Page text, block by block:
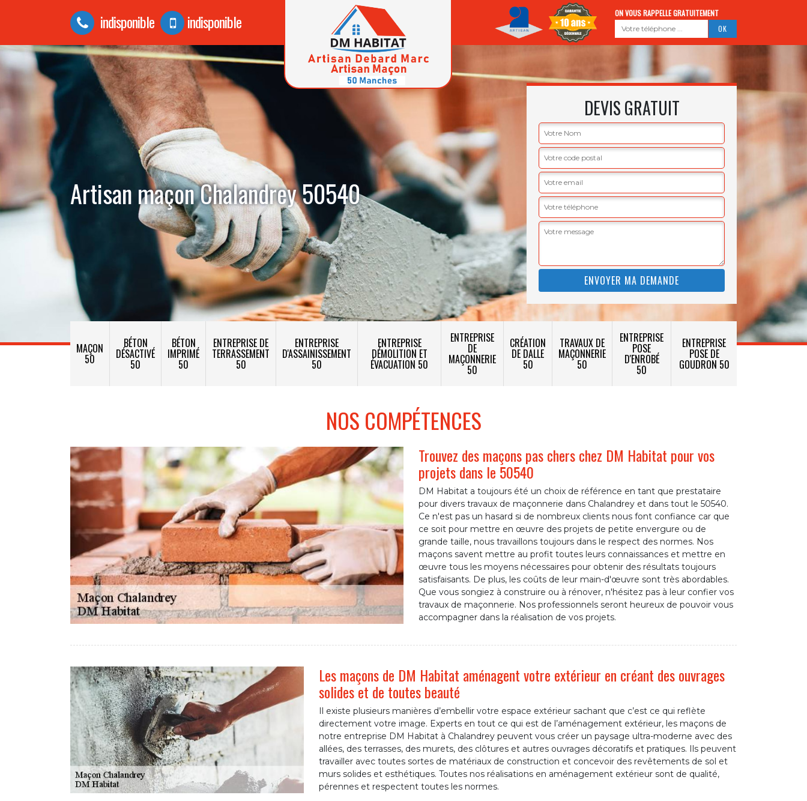
indisponible indisponible ON VOUS RAPPELLE GRATUITEMENT
Artisan maçon Chalandrey 50540
DEVIS GRATUIT
MAÇON
50
BÉTON
DÉSACTIVÉ
50
BÉTON
IMPRIMÉ
50
ENTREPRISE DE
TERRASSEMENT
50
ENTREPRISE
D'ASSAINISSEMENT
50
ENTREPRISE
DÉMOLITION ET
ÉVACUATION 50
ENTREPRISE
DE
MAÇONNERIE
50
CRÉATION
DE DALLE
50
TRAVAUX DE
MAÇONNERIE
50
ENTREPRISE
POSE
D'ENROBÉ
50
ENTREPRISE
POSE DE
GOUDRON 50
NOS COMPÉTENCES
Trouvez des maçons pas chers chez DM Habitat pour vos
projets dans le 50540
DM Habitat a toujours été un choix de référence en tant que prestataire
pour divers travaux de maçonnerie dans Chalandrey et dans tout le 50540.
Ce n'est pas un hasard si de nombreux clients nous font confiance car que
ce soit pour mettre en œuvre des projets de petite envergure ou de
grande taille, nous travaillons toujours dans le respect des normes. Nos
maçons savent mettre au profit toutes leurs connaissances et mettre en
œuvre tous les moyens nécessaires pour obtenir des résultats toujours
satisfaisants. De plus, les coûts de leur main-d'œuvre sont très abordables.
Que vous songiez à construire ou à rénover, n'hésitez pas à leur confier vos
travaux de maçonnerie. Nos professionnels seront heureux de pouvoir vous
accompagner dans la réalisation de vos projets.
Les maçons de DM Habitat aménagent votre extérieur en créant des ouvrages
solides et de toutes beauté
Il existe plusieurs manières d’embellir votre espace extérieur sachant que c’est ce qui reflète
directement votre image. Experts en tout ce qui est de l’aménagement extérieur, les maçons de
notre entreprise DM Habitat à Chalandrey peuvent vous créer un paysage ultra-moderne avec des
allées, des terrasses, des murets, des clôtures et autres ouvrages décoratifs et pratiques. Ils peuvent
travailler avec toutes sortes de matériaux de construction et concevoir des revêtements de sol et
murs solides et esthétiques. Toutes nos réalisations en aménagement extérieur sont de qualité,
pérennes et respectent toutes les normes.